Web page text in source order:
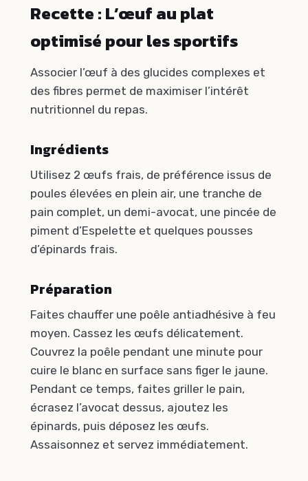
Recette : L’œuf au plat
optimisé pour les sportifs
Associer l’œuf à des glucides complexes et
des fibres permet de maximiser l’intérêt
nutritionnel du repas.
Ingrédients
Utilisez 2 œufs frais, de préférence issus de
poules élevées en plein air, une tranche de
pain complet, un demi-avocat, une pincée de
piment d’Espelette et quelques pousses
d’épinards frais.
Préparation
Faites chauffer une poêle antiadhésive à feu
moyen. Cassez les œufs délicatement.
Couvrez la poêle pendant une minute pour
cuire le blanc en surface sans figer le jaune.
Pendant ce temps, faites griller le pain,
écrasez l’avocat dessus, ajoutez les
épinards, puis déposez les œufs.
Assaisonnez et servez immédiatement.